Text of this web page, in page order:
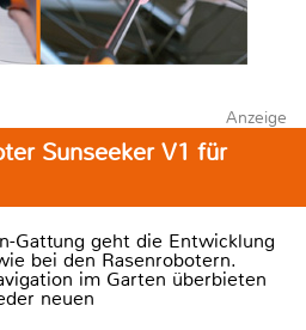
Anzeige
Sunseeker V1 für
Gattung geht die Entwicklung
bei den Rasenrobotern.
im Garten überbieten
neuen